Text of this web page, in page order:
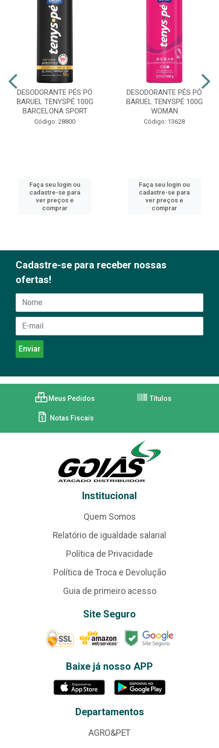
DESODORANTE PÉS PÓ
BARUEL TENYSPÉ 100G
BARCELONA SPORT
Código: 28800
Faça seu login ou
cadastre-se para
ver preços e
comprar
DESODORANTE PÉS PÓ
BARUEL TENYSPÉ 100G
WOMAN
Código: 13628
Faça seu login ou
cadastre-se para
ver preços e
comprar
Cadastre-se para receber nossas
ofertas!
Meus Pedidos Títulos
Notas Fiscais
Institucional
Quem Somos
Relatório de igualdade salarial
Política de Privacidade
Política de Troca e Devolução
Guia de primeiro acesso
Site Seguro
Baixe já nosso APP
Departamentos
AGRO&PET